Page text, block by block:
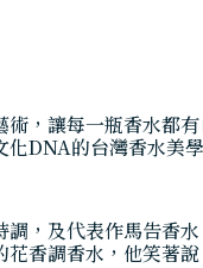
術，讓每一瓶香水
DNA的台灣香水美
，及代表作馬告香
香調香水，他笑著